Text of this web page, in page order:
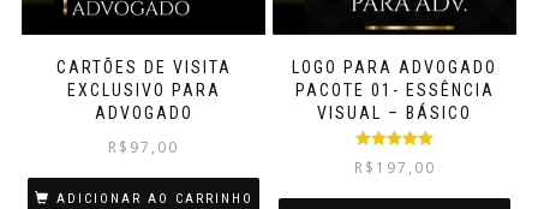
CARTÕES DE VISITA
EXCLUSIVO PARA
ADVOGADO
R$ 97,00
ADICIONAR AO CARRINHO
LOGO PARA ADVOGADO
PACOTE 01- ESSÊNCIA
VISUAL – BÁSICO
Avaliação
5.00de 5
R$ 197,00